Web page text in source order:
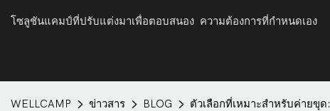
โซลูชันแคมป์ที่ปรับแต่งมาเพื่อตอบสนอง ความต้องการที่กำหนดเอง
WELLCAMP ข่าวสาร BLOG ตัวเลือกที่เหมาะสำหรับค่ายขุ